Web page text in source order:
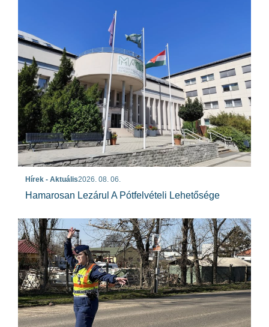
Hírek - Aktuális2026. 08. 06.
Hamarosan Lezárul A Pótfelvételi Lehetősége